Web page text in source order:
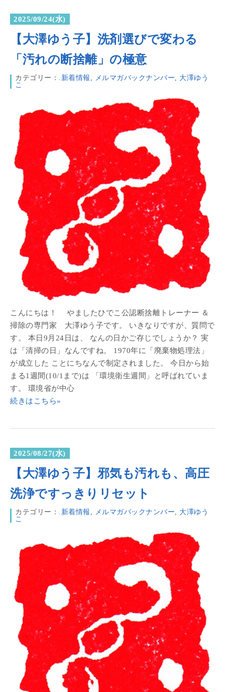
2025/09/24(水)
【大澤ゆう子】洗剤選びで変わる
「汚れの断捨離」の極意
カテゴリー： .新着情報 , メルマガバックナンバー, 大澤ゆう
こ
こんにちは！ やましたひでこ公認断捨離トレーナー ＆
掃除の専門家 大澤ゆう子です。 いきなりですが、質問で
す。 本日9月24日は、 なんの日かご存じでしょうか？ 実
は「清掃の日」なんですね。 1970年に「廃棄物処理法」
が成立した ことにちなんで制定されました。 今日から始
まる1週間(10/1まで)は 「環境衛生週間」と呼ばれていま
す。 環境省が中心
続きはこちら»
2025/08/27(水)
【大澤ゆう子】邪気も汚れも、高圧
洗浄ですっきりリセット
カテゴリー： .新着情報 , メルマガバックナンバー, 大澤ゆう
こ